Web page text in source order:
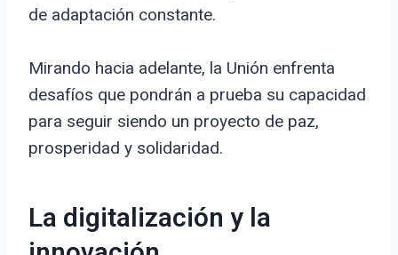
de adaptación constante.
Mirando hacia adelante, la Unión enfrenta
desafíos que pondrán a prueba su capacidad
para seguir siendo un proyecto de paz,
prosperidad y solidaridad.
La digitalización y la